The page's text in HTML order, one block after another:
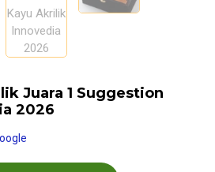
Juara 1 Suggestion
2026